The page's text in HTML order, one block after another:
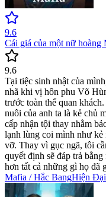
9.6
Cái giá của một nữ hoàng
9.6
Tại tiệc sinh nhật của
nhã khi vị hôn phu Võ
trước toàn thể quan
nuôi của anh ta là kẻ chủ
cấp nhận tội thay nhằm
lạnh lùng coi mình như kẻ
vỡ. Thay vì gục ngã, tôi
quyết định sẽ đáp trả
hơn tất cả những gì họ đã
Mafia / Hắc BangHiện Đại